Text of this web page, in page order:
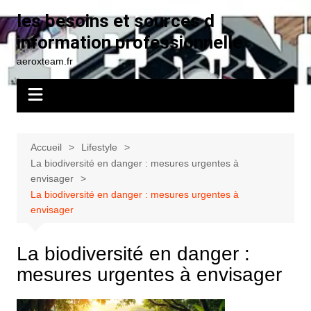
au
contenu
les besoins et sources d
information professionnelle
aeroxteam.fr
Accueil
Lifestyle
La biodiversité en danger : mesures urgentes à
envisager
La biodiversité en danger : mesures urgentes à
envisager
La biodiversité en danger :
mesures urgentes à envisager